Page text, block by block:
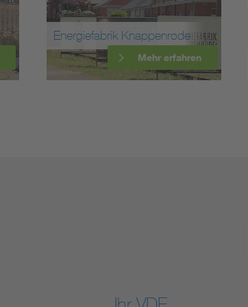
Energiefabrik Knappenrode
Mehr erfahren